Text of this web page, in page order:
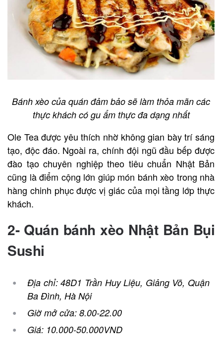
Bánh xèo của quán đảm bảo sẽ làm thỏa mãn các
thực khách có gu ẩm thực đa dạng nhất
Ole Tea được yêu thích nhờ không gian bày trí sáng
tạo, độc đáo. Ngoài ra, chính đội ngũ đầu bếp được
đào tạo chuyên nghiệp theo tiêu chuẩn Nhật Bản
cũng là điểm cộng lớn giúp món bánh xèo trong nhà
hàng chinh phục được vị giác của mọi tầng lớp thực
khách.
2- Quán bánh xèo Nhật Bản Bụi
Sushi
Địa chỉ: 48D1 Trần Huy Liệu, Giảng Võ, Quận
Ba Đình, Hà Nội
Giờ mở cửa: 8.00-22.00
Giá: 10.000-50.000VND